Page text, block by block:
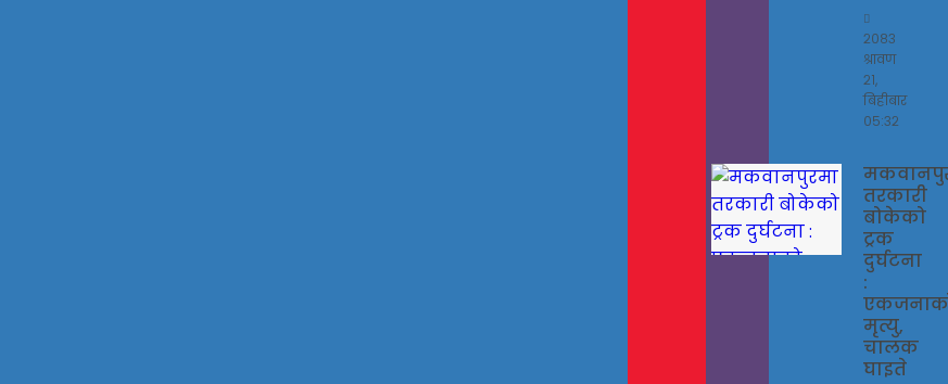
२०८३
श्रावण
२१,
बिहीबार
०५:३२
तरकारी
बोकेको
ट्रक
दुर्घटना
:
मृत्यु,
चालक
घाइते